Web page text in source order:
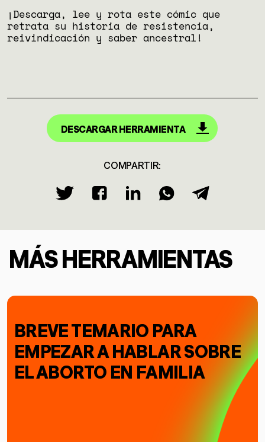
¡Descarga, lee y rota este cómic que
retrata su historia de resistencia,
reivindicación y saber ancestral!
DESCARGAR HERRAMIENTA
COMPARTIR:
MÁS HERRAMIENTAS
BREVE TEMARIO PARA
EMPEZAR A HABLAR SOBRE
EL ABORTO EN FAMILIA